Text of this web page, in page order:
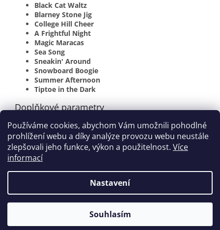
Používáme cookies, abychom Vám umožnili pohodlné
prohlížení webu a díky analýze provozu webu neustále
zlepšovali jeho funkce, výkon a použitelnost. Více
informací
Nastavení
Souhlasím
Black Cat Waltz
Blarney Stone Jig
College Hill Cheer
A Frightful Night
Magic Maracas
Sea Song
Sneakin' Around
Snowboard Boogie
Summer Afternoon
Tiptoe in the Dark
Doplňkové parametry
Kategorie: Zahraniční tituly
EAN: 038081326429
Vytvořil Shoptet
houslovyklic.cz. Všechna práva vyhrazena.